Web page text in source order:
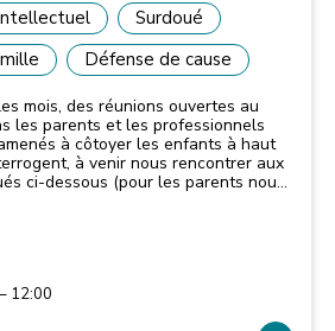
Surdoué
Défense de cause
mois, des réunions ouvertes au
les parents et les professionnels
à côtoyer les enfants à haut
à venir nous rencontrer aux
ci-dessous (pour les parents nous
nous interroger via
important
confirmer votre venue au moins
à l’adresse info@fas-assoc.org .
et 2027 : Samedi 19
12:00